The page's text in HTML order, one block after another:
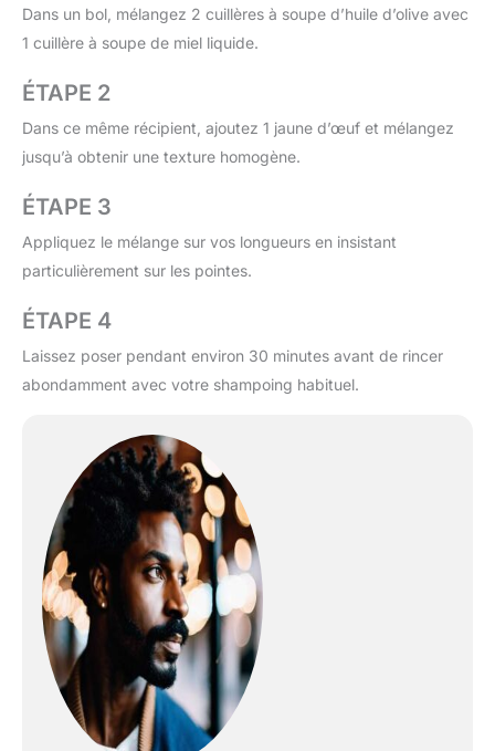
Dans un bol, mélangez 2 cuillères à soupe d’huile d’olive avec
1 cuillère à soupe de miel liquide.
ÉTAPE 2
Dans ce même récipient, ajoutez 1 jaune d’œuf et mélangez
jusqu’à obtenir une texture homogène.
ÉTAPE 3
Appliquez le mélange sur vos longueurs en insistant
particulièrement sur les pointes.
ÉTAPE 4
Laissez poser pendant environ 30 minutes avant de rincer
abondamment avec votre shampoing habituel.